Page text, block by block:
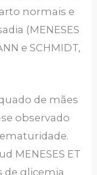
normais e
(MENESES
e SCHMIDT,
de mães
observado
MENESES ET
de glicemia